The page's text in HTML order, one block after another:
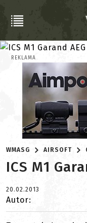
REKLAMA
WMASG AIRSOFT
ICS M1
20.02.2013
Autor: